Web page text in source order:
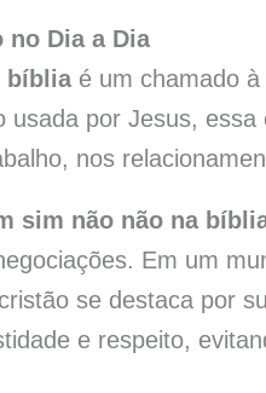
no Dia a Dia
bíbliaé um chamado à
por Jesus,
nos
sim não não na
Em um
se destaca por
e respeito,